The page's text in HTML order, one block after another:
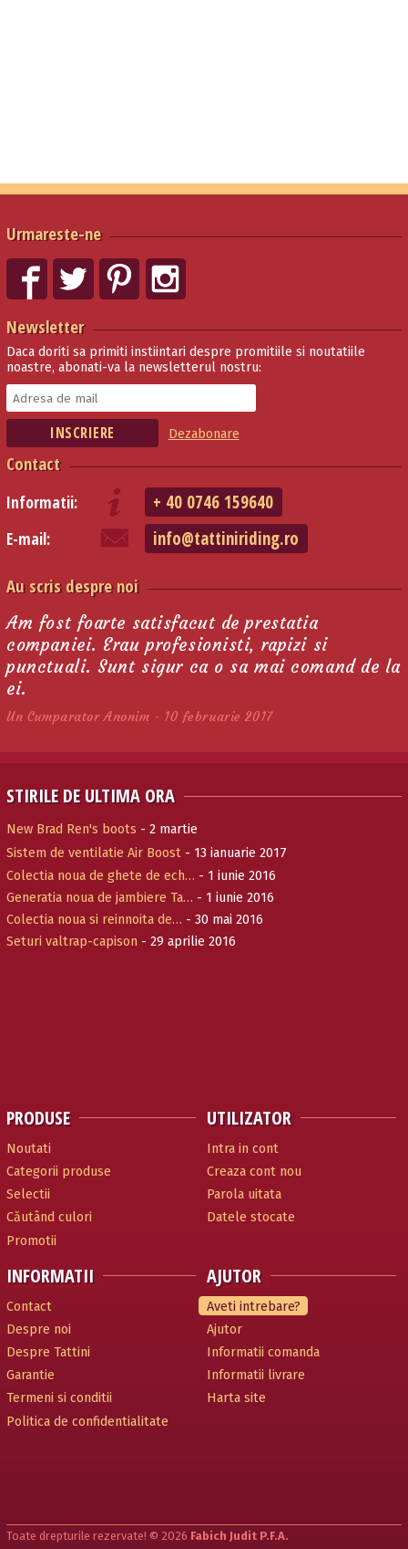
Urmareste-ne
Newsletter
Daca doriti sa primiti instiintari despre promitiile si noutatiile
noastre, abonati-va la newsletterul nostru:
Dezabonare
Contact
Informatii: + 40 0746 159640
E-mail: info@tattiniriding.ro
Au scris despre noi
Am fost foarte satisfacut de prestatia
companiei. Erau profesionisti, rapizi si
punctuali. Sunt sigur ca o sa mai comand de la
ei.
Un Cumparator Anonim - 10 februarie 2017
STIRILE DE ULTIMA ORA
New Brad Ren's boots - 2 martie
Sistem de ventilatie Air Boost - 13 ianuarie 2017
Colectia noua de ghete de ech… - 1 iunie 2016
Generatia noua de jambiere Ta… - 1 iunie 2016
Colectia noua si reinnoita de… - 30 mai 2016
Seturi valtrap-capison - 29 aprilie 2016
PRODUSE
Noutati
Categorii produse
Selectii
Căutând culori
Promotii
INFORMATII
Contact
Despre noi
Despre Tattini
Garantie
Termeni si conditii
Politica de confidentialitate
UTILIZATOR
Intra in cont
Creaza cont nou
Parola uitata
Datele stocate
AJUTOR
Aveti intrebare?
Ajutor
Informatii comanda
Informatii livrare
Harta site
Toate drepturile rezervate! © 2026 Fabich Judit P.F.A.